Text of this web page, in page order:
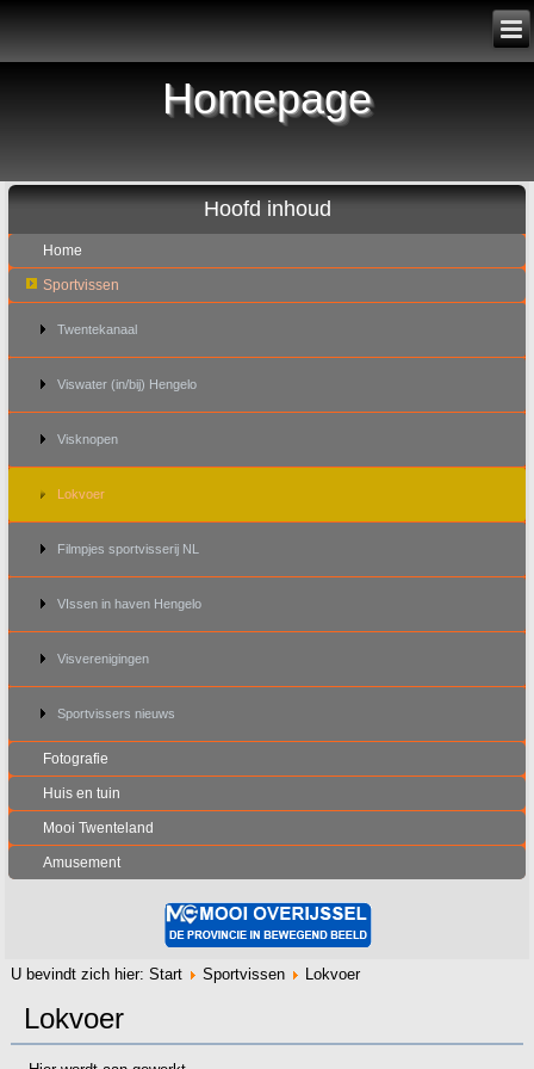
Homepage
Hoofd inhoud
Home
Sportvissen
Twentekanaal
Viswater (in/bij) Hengelo
Visknopen
Lokvoer
Filmpjes sportvisserij NL
VIssen in haven Hengelo
Visverenigingen
Sportvissers nieuws
Fotografie
Huis en tuin
Mooi Twenteland
Amusement
U bevindt zich hier:Start Sportvissen Lokvoer
Lokvoer